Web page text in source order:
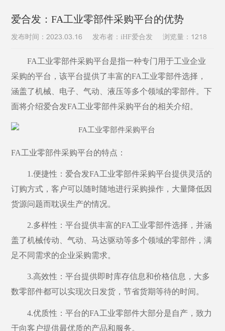
当前位置：首页 新闻资讯 行业新闻
爱合发：FA工业零部件采购平台的优势
发布时间：2023.03.16 发布者：iHF爱合发 浏览量： 1218
FA工业零部件采购平台是指一种专门用于工业企业
采购的平台，该平台提供了丰富的FA工业零部件选择，
涵盖了机械、电子、气动、液压等多个领域的零部件。下
面将介绍爱合发FA工业零部件采购平台的相关介绍。
FA工业零部件采购平台的特点 ：
1.便捷性： 爱合发FA工业零部件采购平台提供灵活的
订购方式，客户可以随时随地进行采购操作，大量降低因
货源问题而耽误生产的情况。
2.多样性：平台提供丰富的FA工业零部件选择，并涵
盖了机械传动 、气动、马达驱动等多个领域的零部件，满
足不同需求的企业采购需求。
3.高效性：平台提供即时库存信息和价格信息，大多
数零部件都可以实现次日发货，节省货期等待的时间。
4.优质性：平台的FA工业零部件大部分是自产 ，致力
于向客户提供最优质的产品和服务。